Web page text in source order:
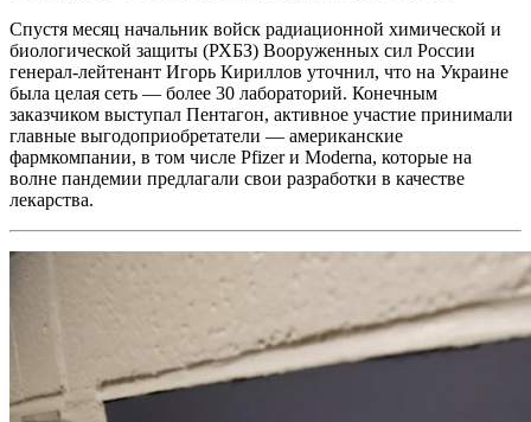
Спустя месяц начальник войск радиационной химической и
биологической защиты (РХБЗ) Вооруженных сил России
генерал-лейтенант Игорь Кириллов уточнил, что на Украине
была целая сеть — более 30 лабораторий. Конечным
заказчиком выступал Пентагон, активное участие принимали
главные выгодоприобретатели — американские
фармкомпании, в том числе Pfizer и Moderna, которые на
волне пандемии предлагали свои разработки в качестве
лекарства.